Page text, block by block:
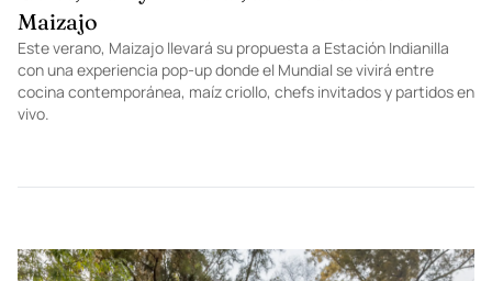
Goles, maíz y mundial, así será Estación